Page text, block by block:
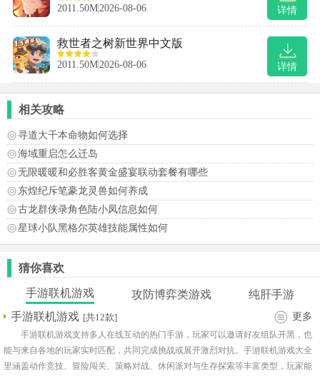
详情
2011.50M2026-08-06
详情
救世者之树新世界中文版
2011.50M2026-08-06
相关攻略
寻道大千本命物如何选择
海域重启怎么迁岛
无限暖暖和必胜客黄金盛宴联动套餐有哪些
东煌纪斥笔豪龙灵兽如何养成
古龙群侠录角色陆小凤信息如何
星球小队黑格尔英雄技能属性如何
猜你喜欢
手游联机游戏 攻防博弈类游戏
纯肝手游
手游联机游戏 [共12款] 更多
手游联机游戏支持多人在线互动的热门手游，玩家可以邀请好友组队开黑，也
能与来自各地的玩家实时匹配，共同完成挑战或展开激烈对抗。手游联机游戏大全
里涵盖动作竞技、冒险闯关、策略对战、休闲派对与生存探索等丰富类型，玩家能